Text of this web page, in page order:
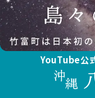
YouTube公式